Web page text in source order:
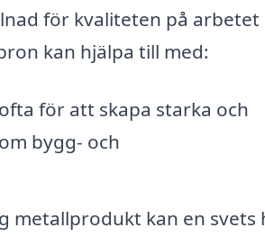
för kvaliteten på arbetet
kan hjälpa till med:
för att skapa starka och
bygg- och
metallprodukt kan en svets